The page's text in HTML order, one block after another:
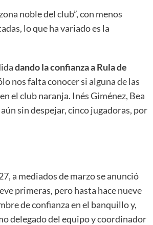
noble del club”, con menos
lo que ha variado es la
dando la confianza a Rula de
nos falta conocer si alguna de las
el club naranja. Inés Giménez, Bea
sin despejar, cinco jugadoras, por
a mediados de marzo se anunció
primeras, pero hasta hace nueve
de confianza en el banquillo y,
delegado del equipo y coordinador